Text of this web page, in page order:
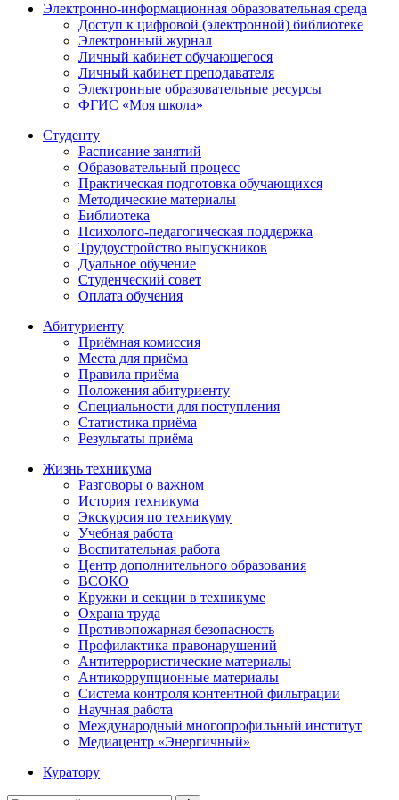
Электронно-информационная образовательная среда
Доступ к цифровой (электронной) библиотеке
Электронный журнал
Личный кабинет обучающегося
Личный кабинет преподавателя
Электронные образовательные ресурсы
ФГИС «Моя школа»
Студенту
Расписание занятий
Образовательный процесс
Практическая подготовка обучающихся
Методические материалы
Библиотека
Психолого-педагогическая поддержка
Трудоустройство выпускников
Дуальное обучение
Студенческий совет
Оплата обучения
Абитуриенту
Приёмная комиссия
Места для приёма
Правила приёма
Положения абитуриенту
Специальности для поступления
Статистика приёма
Результаты приёма
Жизнь техникума
Разговоры о важном
История техникума
Экскурсия по техникуму
Учебная работа
Воспитательная работа
Центр дополнительного образования
ВСОКО
Кружки и секции в техникуме
Охрана труда
Противопожарная безопасность
Профилактика правонарушений
Антитеррористические материалы
Антикоррупционные материалы
Система контроля контентной фильтрации
Научная работа
Международный многопрофильный институт
Медиацентр «Энергичный»
Куратору